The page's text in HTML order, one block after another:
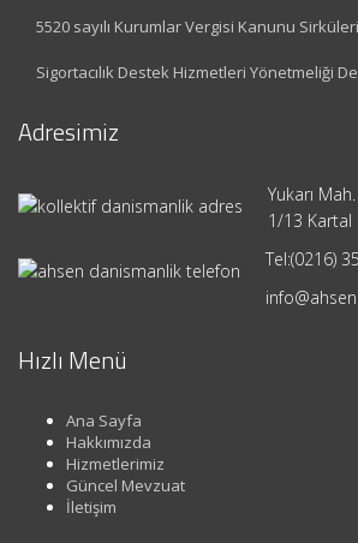
5520 sayılı Kurumlar Vergisi Kanunu
Sigortacılık Destek Hizmetleri Yönetmeliği
Adresimiz
Yukarı
1/13 Kartal
Tel:(0216)
Hızlı Menü
Ana Sayfa
Hakkımızda
Hizmetlerimiz
Güncel Mevzuat
İletişim